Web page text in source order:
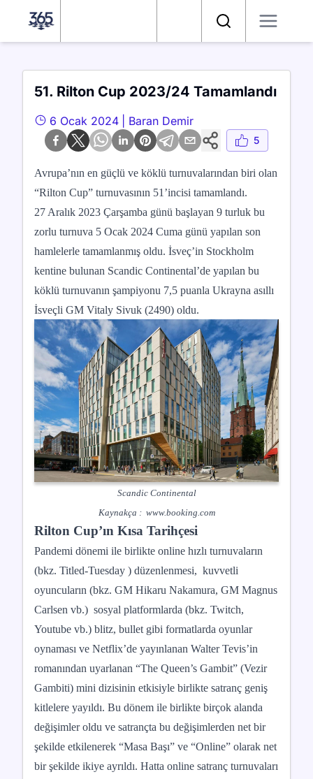
Arama
51. Rilton Cup 2023/24 Tamamlandı
6 Ocak 2024 Baran Demir
5
Avrupa’nın en güçlü ve köklü turnuvalarından biri olan
“Rilton Cup” turnuvasının 51’incisi tamamlandı.
27 Aralık 2023 Çarşamba günü başlayan 9 turluk bu
zorlu turnuva 5 Ocak 2024 Cuma günü yapılan son
hamlelerle tamamlanmış oldu. İsveç’in Stockholm
kentine bulunan Scandic Continental’de yapılan bu
köklü turnuvanın şampiyonu 7,5 puanla Ukrayna asıllı
İsveçli GM Vitaly Sivuk (2490) oldu.
Scandic Continental
Kaynakça : www.booking.com
Rilton Cup’ın Kısa Tarihçesi
Pandemi dönemi ile birlikte online hızlı turnuvaların
(bkz. Titled-Tuesday ) düzenlenmesi, kuvvetli
oyuncuların (bkz. GM Hikaru Nakamura, GM Magnus
Carlsen vb.) sosyal platformlarda (bkz. Twitch,
Youtube vb.) blitz, bullet gibi formatlarda oyunlar
oynaması ve Netflix’de yayınlanan Walter Tevis’in
romanından uyarlanan “The Queen’s Gambit” (Vezir
Gambiti) mini dizisinin etkisiyle birlikte satranç geniş
kitlelere yayıldı. Bu dönem ile birlikte birçok alanda
değişimler oldu ve satrançta bu değişimlerden net bir
şekilde etkilenerek “Masa Başı” ve “Online” olarak net
bir şekilde ikiye ayrıldı. Hatta online satranç turnuvaları